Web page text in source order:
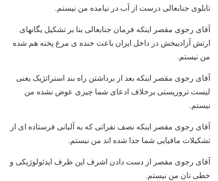
تابلوی جنابعالی درست از آب در نیامده من نیستم.
آقای رجوی مقصر اینکه فرمان جنابعالی بنا بر تشکیل یگانهای
ارتش آزادیبخش در داخل ایران باعث خنده ی مرغ پخته هم شده
من نیستم.
آقای رجوی مقصر اینکه بعد از برداشتن راه بند استراتژیک یعنی
لیست تروریستی برخلاف ادعای شما چیزی عوض نشده من
نیستم.
آقای رجوی مقصر اینکه نصف نفراتی که به آلبانی فرستاده ای از
تشکیلات مافیایی شما جدا شده اند من نیستم.
آقای رجوی مقصر از دست دادن اشرف این ظرف ایدئولوژیکی و
خطی تان من نیستم.